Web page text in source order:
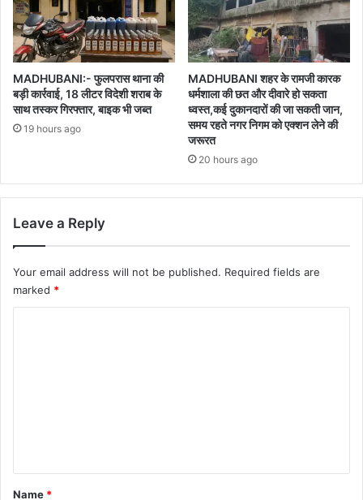
MADHUBANI:- फुलपरास थाना की
बड़ी कार्रवाई, 18 लीटर विदेशी शराब के
साथ तस्कर गिरफ्तार, बाइक भी जब्त
19 hours ago
MADHUBANI शहर के रामजी कारक
धर्मशाला की छत और दीवारे हो सकता
ध्वस्त,कई दुकानदारों की जा सकती जान,
समय रहते नगर निगम को एक्शन लेने की
जरूरत
20 hours ago
Leave a Reply
Your email address will not be published. Required fields are
marked *
*
Name *